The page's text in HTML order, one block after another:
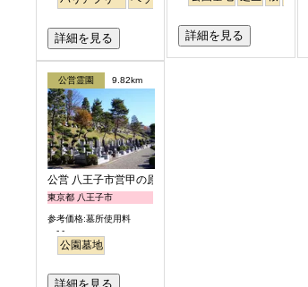
詳細を見る 詳細を見る
公営霊園 9.82km
公営 八王子市営甲の原霊園
東京都 八王子市
参考価格:墓所使用料
- -
公園墓地
詳細を見る